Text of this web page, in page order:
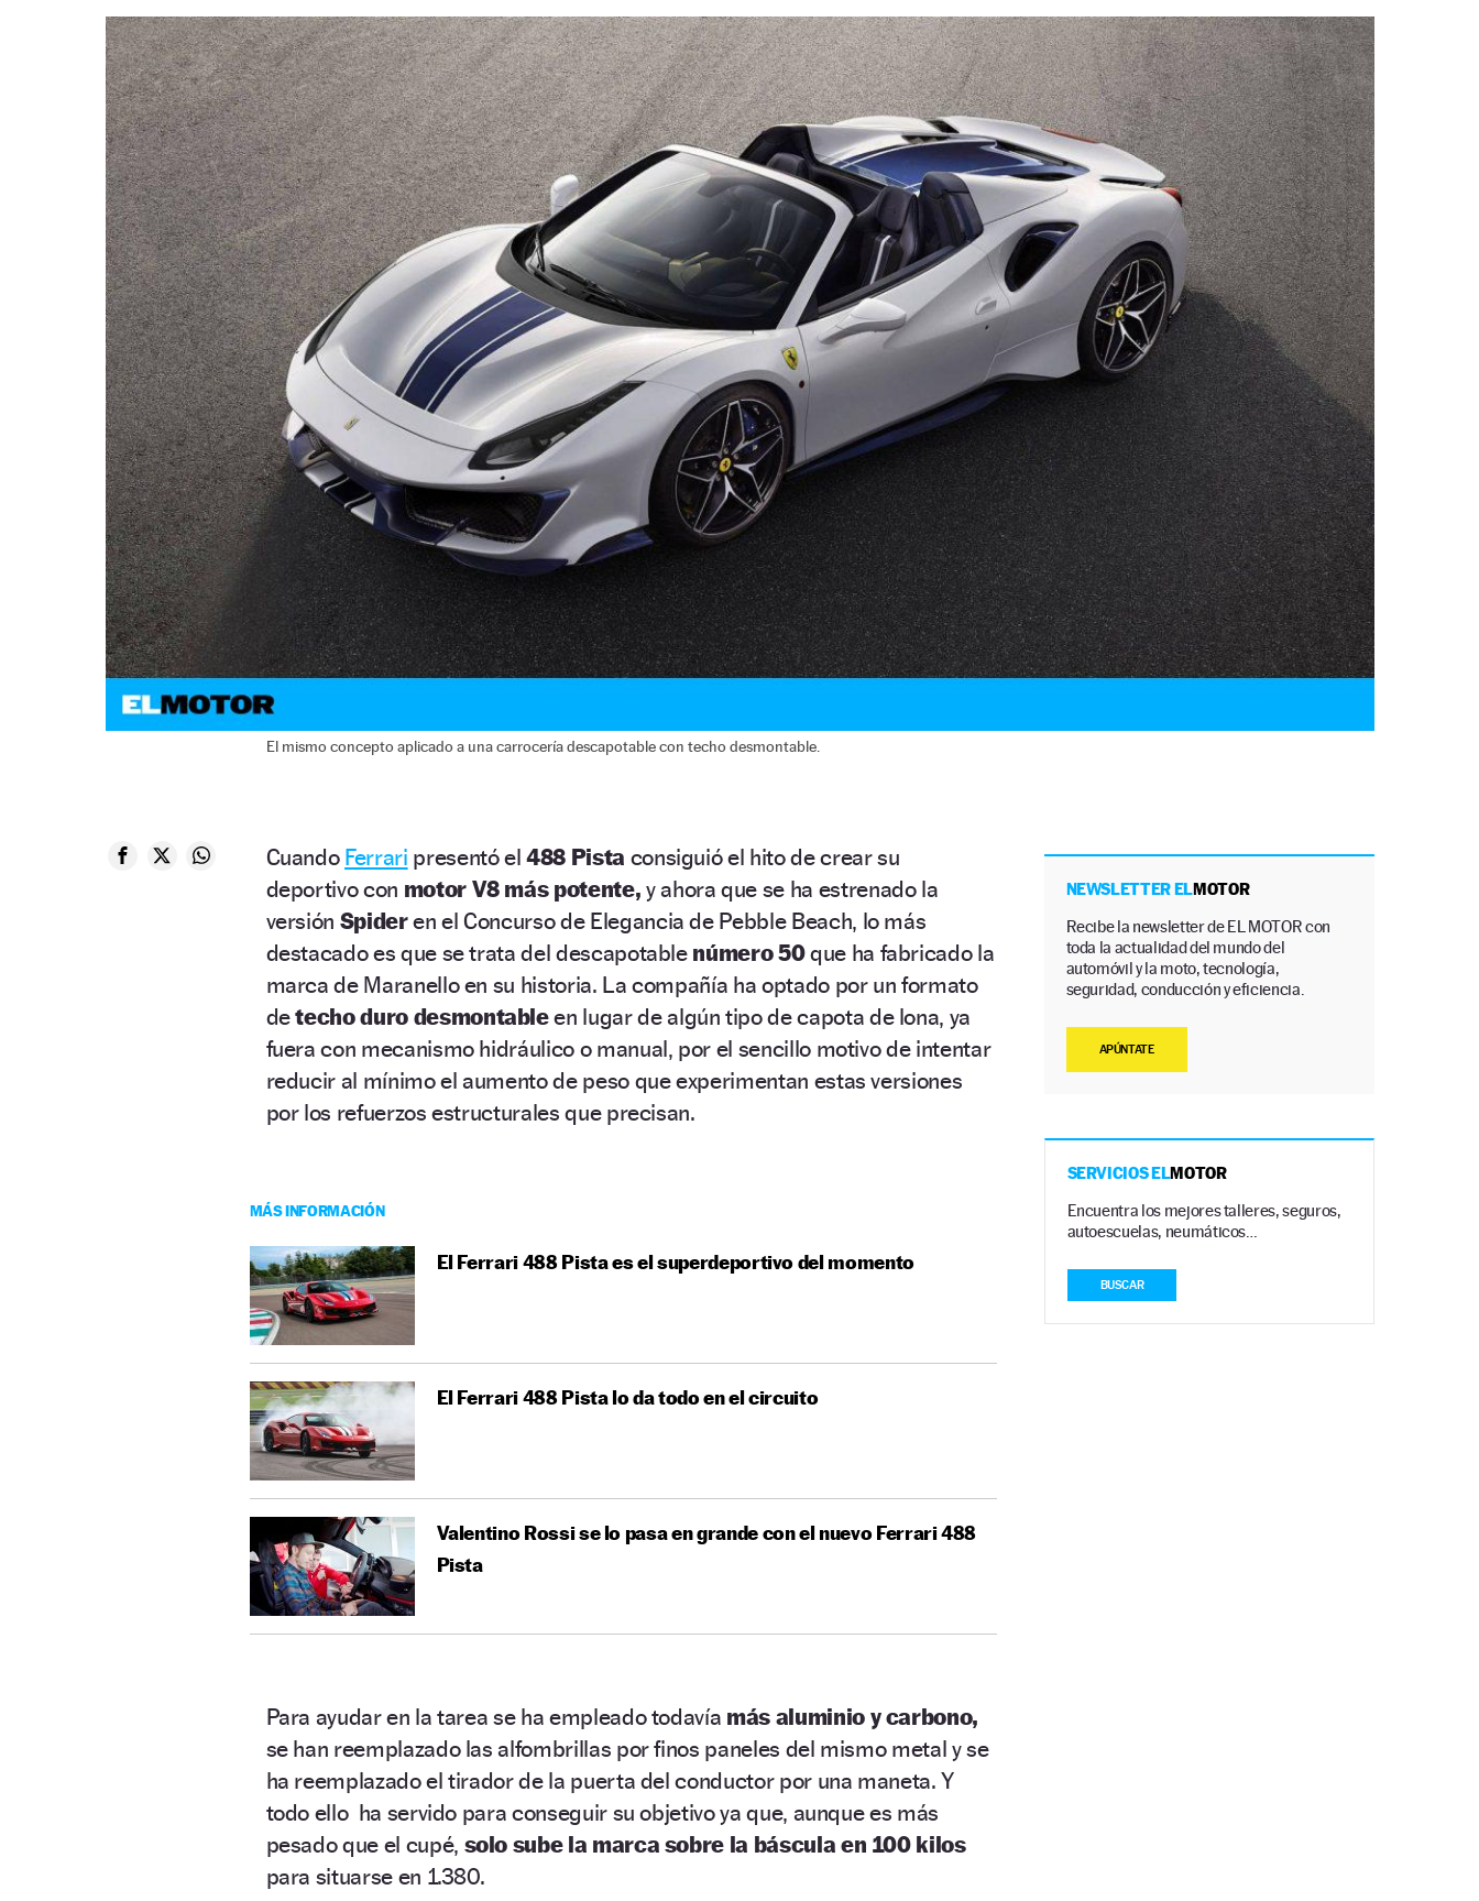
El mismo concepto aplicado a una carrocería descapotable con techo desmontable.
Cuando Ferrari presentó el488 Pista consiguió el hito de crear su
deportivo con motor V8 más potente, y ahora que se ha estrenado la
versión Spideren el Concurso de Elegancia de Pebble Beach, lo más
destacado es que se trata del descapotable número 50que ha fabricado la
marca de Maranello en su historia. La compañía ha optado por un formato
detecho duro desmontableen lugar de algún tipo de capota de lona, ya
fuera con mecanismo hidráulico o manual, por el sencillo motivo de intentar
reducir al mínimo el aumento de peso que experimentan estas versiones
por los refuerzos estructurales que precisan.
MÁS INFORMACIÓN
El Ferrari 488 Pista es el superdeportivo del momento
El Ferrari 488 Pista lo da todo en el circuito
Valentino Rossi se lo pasa en grande con el nuevo Ferrari 488
Pista
Para ayudar en la tarea se ha empleado todavía más aluminio y carbono,
se han reemplazado las alfombrillas por finos paneles del mismo metal y se
ha reemplazado el tirador de la puerta del conductor por una maneta. Y
todo ello ha servido para conseguir su objetivo ya que, aunque es más
pesado que el cupé, solo sube la marca sobre la báscula en 100 kilos
para situarse en 1.380.
NEWSLETTER ELMOTOR
Recibe la newsletter de EL MOTOR con
toda la actualidad del mundo del
automóvil y la moto, tecnología,
seguridad, conducción y eficiencia.
APÚNTATE
SERVICIOS ELMOTOR
Encuentra los mejores talleres, seguros,
autoescuelas, neumáticos…
BUSCAR